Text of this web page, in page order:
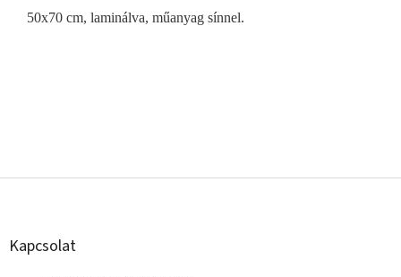
50x70 cm, laminálva, műanyag sínnel.
L
Kapcsolat